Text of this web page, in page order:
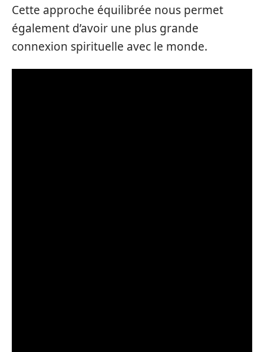
Cette approche équilibrée nous permet
également d’avoir une plus grande
connexion spirituelle avec le monde.